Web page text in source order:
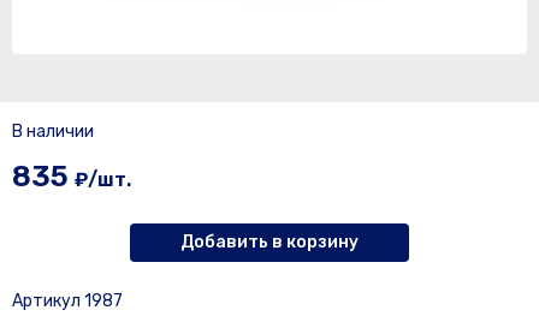
В наличии
835 ₽/шт.
Добавить в корзину
Артикул 1987